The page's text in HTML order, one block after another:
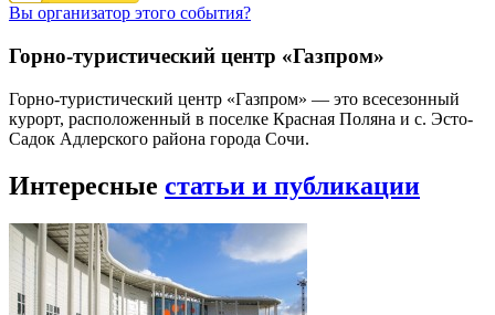
Вы организатор этого события?
Горно-туристический центр «Газпром»
Горно-туристический центр «Газпром» — это всесезонный
курорт, расположенный в поселке Красная Поляна и с. Эсто-
Садок Адлерского района города Сочи.
Интересные статьи и публикации